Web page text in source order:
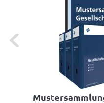
Previous